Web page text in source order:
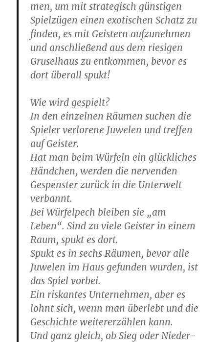
men, um mit stra­te­gisch güns­ti­gen
Spiel­zü­gen einen exo­ti­schen Schatz zu
fin­den, es mit Geis­tern auf­zu­neh­men
und anschlie­ßend aus dem rie­si­gen
Gru­sel­haus zu ent­kom­men, bevor es
dort über­all spukt!
Wie wird gespielt?
In den ein­zel­nen Räu­men suchen die
Spie­ler ver­lo­re­ne Juwe­len und tref­fen
auf Geister.
Hat man beim Wür­feln ein glück­li­ches
Händ­chen, wer­den die ner­ven­den
Gespens­ter zurück in die Unter­welt
verbannt.
Bei Wür­fel­pech blei­ben sie „am
Leben“. Sind zu vie­le Geis­ter in einem
Raum, spukt es dort.
Spukt es in sechs Räu­men, bevor alle
Juwe­len im Haus gefun­den wur­den, ist
das Spiel vorbei.
Ein ris­kan­tes Unter­neh­men, aber es
lohnt sich, wenn man über­lebt und die
Geschich­te wei­ter­erzäh­len kann.
Und ganz gleich, ob Sieg oder Nie­der­